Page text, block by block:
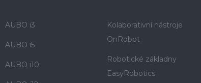
AUBO i3
AUBO i5
AUBO i10
Kolaborativní nástroje
OnRobot
Robotické základny
EasyRobotics